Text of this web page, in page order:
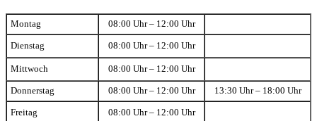
Montag 08:00 Uhr – 12:00 Uhr
Dienstag 08:00 Uhr – 12:00 Uhr
Mittwoch 08:00 Uhr – 12:00 Uhr
Donnerstag 08:00 Uhr – 12:00 Uhr 13:30 Uhr – 18:00 Uhr
Freitag 08:00 Uhr – 12:00 Uhr